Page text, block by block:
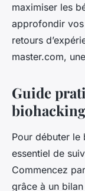
maximiser les
approfondir vos
retours
master.com,
Guide
Pour débuter le
essentiel de
Commencez
grâce à un